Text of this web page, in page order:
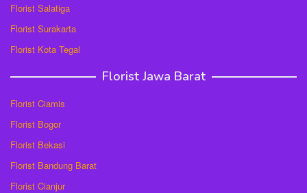
Florist Salatiga
Florist Surakarta
Florist Kota Tegal
Florist Jawa Barat
Florist Ciamis
Florist Bogor
Florist Bekasi
Florist Bandung Barat
Florist Cianjur